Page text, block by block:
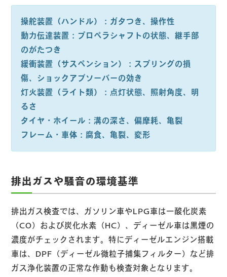
操舵装置（ハンドル）：ガタつき、操作性
動力伝達装置：プロペラシャフトの状態、継手部
のがたつき
緩衝装置（サスペンション）：スプリングの損
傷、ショックアブソーバーの効き
灯火装置（ライト類）：点灯状態、照射角度、明
るさ
タイヤ・ホイール：溝の深さ、偏摩耗、亀裂
フレーム・車体：腐食、亀裂、変形
排出ガスや騒音の環境基準
排出ガス検査では、ガソリン車やLPG車は一酸化炭素
（CO）および炭化水素（HC）、ディーゼル車は黒煙の
濃度がチェックされます。特にディーゼルエンジン搭載
車は、DPF（ディーゼル微粒子捕集フィルター）など排
ガス浄化装置の正常な作動も検査対象となります。